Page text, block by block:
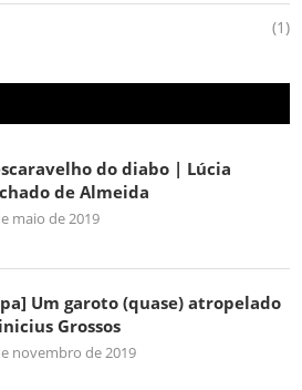
(1)
do diabo | Lúcia
de Almeida
maio de 2019
Um garoto (quase) atropelado
Grossos
novembro de 2019